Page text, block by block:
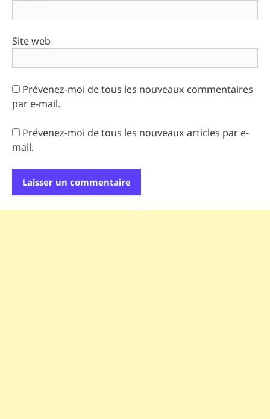
Site web
Prévenez-moi de tous les nouveaux commentaires
par e-mail.
Prévenez-moi de tous les nouveaux articles par e-
mail.